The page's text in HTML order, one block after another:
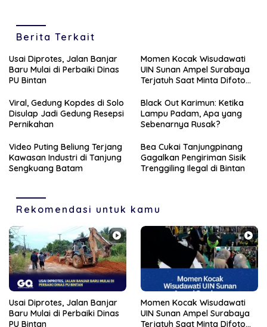
Berita Terkait
Usai Diprotes, Jalan Banjar
Baru Mulai di Perbaiki Dinas
PU Bintan
Momen Kocak Wisudawati
UIN Sunan Ampel Surabaya
Terjatuh Saat Minta Difoto
Viral, Gedung Kopdes di Solo
Disulap Jadi Gedung Resepsi
Pernikahan
Black Out Karimun: Ketika
Lampu Padam, Apa yang
Sebenarnya Rusak?
Video Puting Beliung Terjang
Kawasan Industri di Tanjung
Sengkuang Batam
Bea Cukai Tanjungpinang
Gagalkan Pengiriman Sisik
Trenggiling Ilegal di Bintan
Rekomendasi untuk kamu
Usai Diprotes, Jalan Banjar
Baru Mulai di Perbaiki Dinas
PU Bintan
Momen Kocak Wisudawati
UIN Sunan Ampel Surabaya
Terjatuh Saat Minta Difoto